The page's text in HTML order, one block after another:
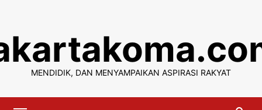
content
MENDIDIK, DAN MENYAMPAIKAN ASPIRASI RAKYAT